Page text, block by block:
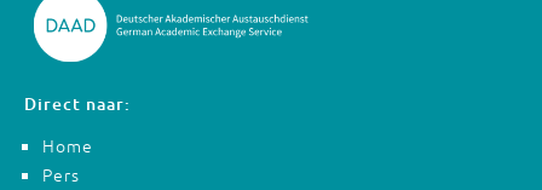
Direct naar:
Home
Pers